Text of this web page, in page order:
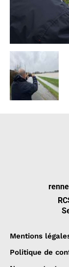
Mentions
Politique de